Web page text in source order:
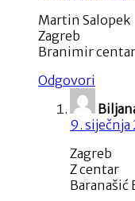
Martin Salopek
Zagreb
Branimir centar
Odgovori
9. siječnja
Zagreb
Z centar
Baranašić